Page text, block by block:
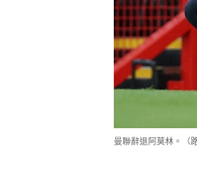
曼聯辭退阿莫林。（